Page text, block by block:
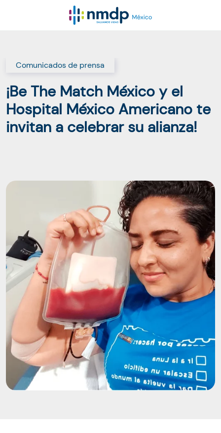
Comunicados de prensa
¡Be The Match México y el
Hospital México Americano te
invitan a celebrar su alianza!